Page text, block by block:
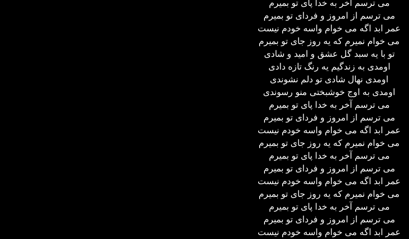
می ترسم آخر به خدا پای تو بمیرم
می ترسم از امروز و فردای تو بمیرم
عمر ابد اگه می خوام واسه خودم نیست
می خوام نمیرم که یه روز جای تو بمیرم
تو با یه سبد گل عشق و امید و شادی
اومدی به زندگیم یه رنگ تازه دادی
اومدی نهال شادی تو دلم نشوندی
اومدی به اوج خوشبختی منو رسوندی
می ترسم آخر به خدا پای تو بمیرم
می ترسم از امروز و فردای تو بمیرم
عمر ابد اگه می خوام واسه خودم نیست
می خوام نمیرم که یه روز جای تو بمیرم
می ترسم آخر به خدا پای تو بمیرم
می ترسم از امروز و فردای تو بمیرم
عمر ابد اگه می خوام واسه خودم نیست
می خوام نمیرم که یه روز جای تو بمیرم
می ترسم آخر به خدا پای تو بمیرم
می ترسم از امروز و فردای تو بمیرم
عمر ابد اگه می خوام واسه خودم نیست